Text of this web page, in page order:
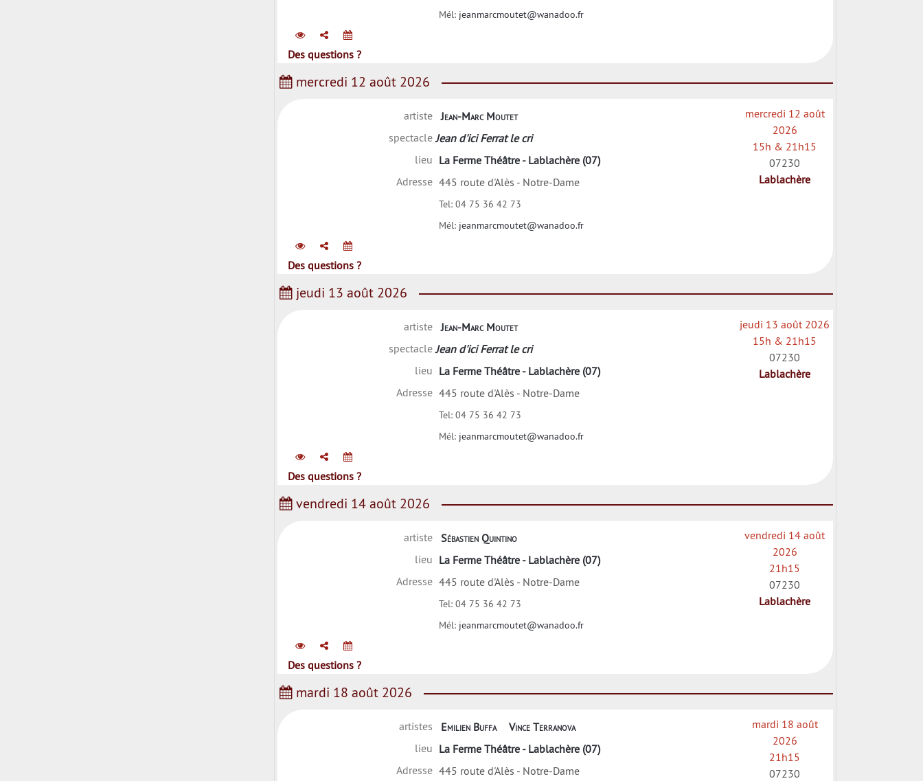
Mél: jeanmarcmoutet@wanadoo.fr
Des questions ?
mercredi 12 août 2026
artiste
Jean-Marc Moutet
spectacle Jean d'ici Ferrat le cri
lieu La Ferme Théâtre - Lablachère (07)
Adresse 445 route d'Alès - Notre-Dame
Tel:04 75 36 42 73
Mél: jeanmarcmoutet@wanadoo.fr
mercredi 12 août
2026
15h & 21h15
07230
Lablachère
Des questions ?
jeudi 13 août 2026
artiste
Jean-Marc Moutet
spectacle Jean d'ici Ferrat le cri
lieu La Ferme Théâtre - Lablachère (07)
Adresse 445 route d'Alès - Notre-Dame
Tel:04 75 36 42 73
Mél: jeanmarcmoutet@wanadoo.fr
jeudi 13 août 2026
15h & 21h15
07230
Lablachère
Des questions ?
vendredi 14 août 2026
artiste
Sébastien Quintino
lieu La Ferme Théâtre - Lablachère (07)
Adresse 445 route d'Alès - Notre-Dame
Tel:04 75 36 42 73
Mél: jeanmarcmoutet@wanadoo.fr
vendredi 14 août
2026
21h15
07230
Lablachère
Des questions ?
mardi 18 août 2026
artistes Emilien Buffa
Vince Terranova
lieu La Ferme Théâtre - Lablachère (07)
Adresse 445 route d'Alès - Notre-Dame
mardi 18 août
2026
21h15
07230